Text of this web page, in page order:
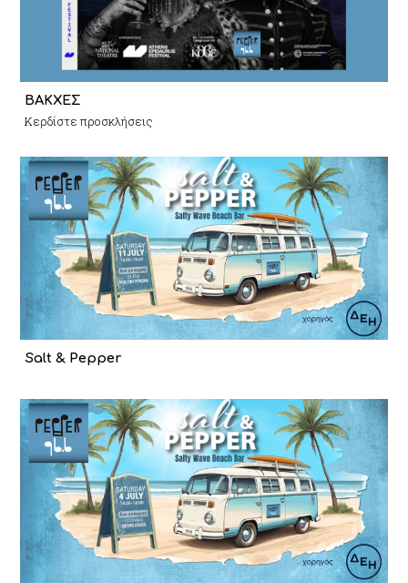
ΒΑΚΧΕΣ
Κερδίστε προσκλήσεις
Salt & Pepper